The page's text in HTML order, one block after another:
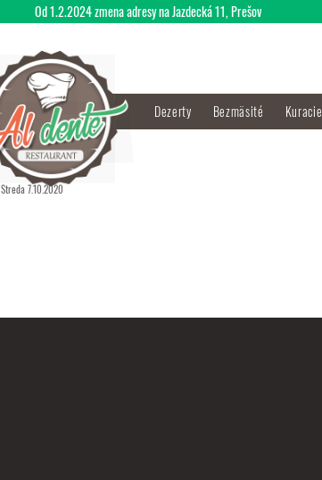
Streda 7.10.2020
Dezerty Bezmäsité Kuracie
Od 1.2.2024 zmena adresy na Jazdecká 11, Prešov